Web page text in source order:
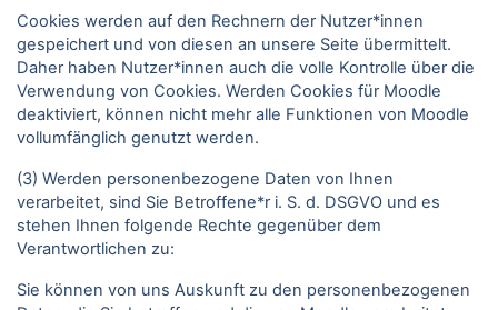
Cookies werden auf den Rechnern der Nutzer*innen
gespeichert und von diesen an unsere Seite übermittelt.
Daher haben Nutzer*innen auch die volle Kontrolle über die
Verwendung von Cookies. Werden Cookies für Moodle
deaktiviert, können nicht mehr alle Funktionen von Moodle
vollumfänglich genutzt werden.
(3) Werden personenbezogene Daten von Ihnen
verarbeitet, sind Sie Betroffene*r i. S. d. DSGVO und es
stehen Ihnen folgende Rechte gegenüber dem
Verantwortlichen zu:
Sie können von uns Auskunft zu den personenbezogenen